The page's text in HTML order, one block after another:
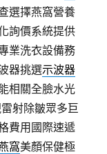
選擇燕窩營養
詢價系統提供
業洗衣設備務
器挑選示波器
相關全臉水光
射除皺眾多巨
費用國際速遞
窩美顏保健極